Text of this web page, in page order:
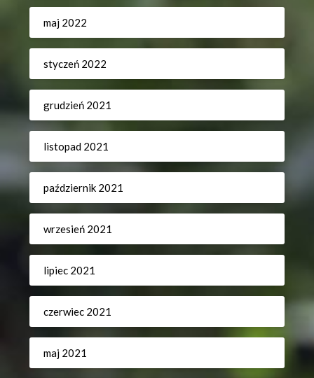
maj 2022
styczeń 2022
grudzień 2021
listopad 2021
październik 2021
wrzesień 2021
lipiec 2021
czerwiec 2021
maj 2021